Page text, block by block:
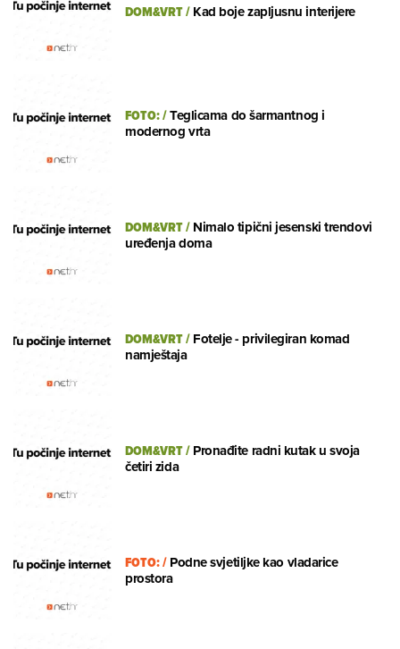
DOM&VRT/Kad boje zapljusnu interijere
FOTO:/Teglicama do šarmantnog i
modernog vrta
DOM&VRT/Nimalo tipični jesenski trendovi
uređenja doma
DOM&VRT/Fotelje - privilegiran komad
namještaja
DOM&VRT/Pronađite radni kutak u svoja
četiri zida
FOTO:/Podne svjetiljke kao vladarice
prostora